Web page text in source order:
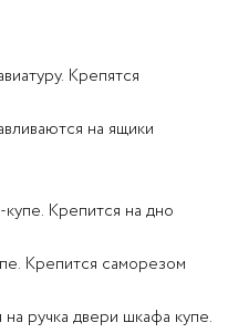
Крепятся
на ящики
Крепится на дно
Крепится саморезом
ручка двери шкафа купе.